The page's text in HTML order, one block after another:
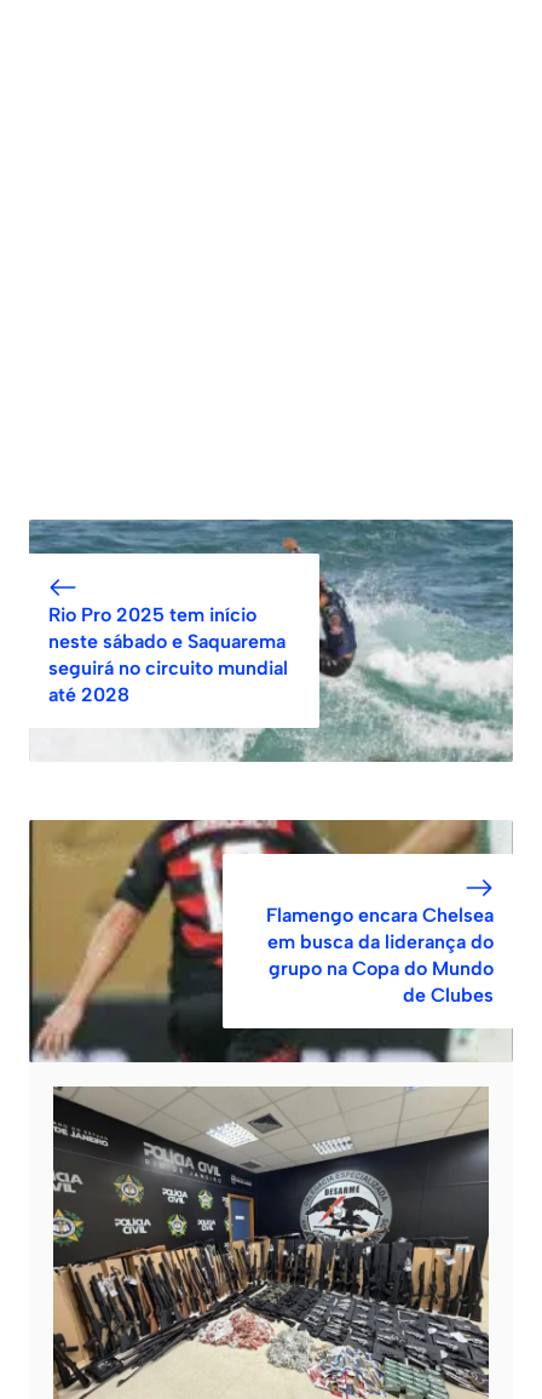
Rio Pro 2025 tem início
neste sábado e Saquarema
seguirá no circuito mundial
até 2028
Flamengo encara Chelsea
em busca da liderança do
grupo na Copa do Mundo
de Clubes